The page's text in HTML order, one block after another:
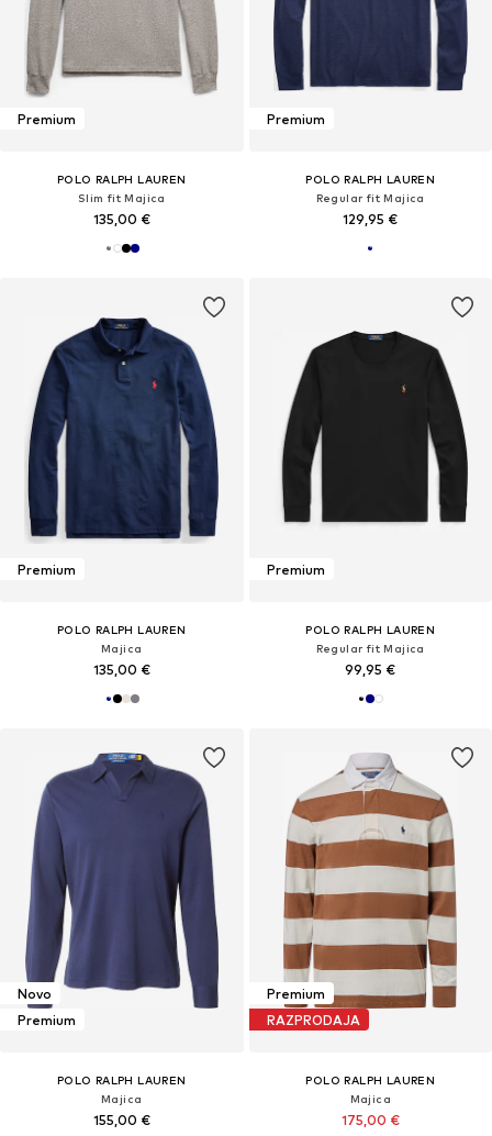
Premium
POLO RALPH LAUREN
Slim fit Majica
135,00 €
Premium
POLO RALPH LAUREN
Regular fit Majica
129,95 €
Premium
POLO RALPH LAUREN
Majica
135,00 €
Premium
POLO RALPH LAUREN
Regular fit Majica
99,95 €
Novo
Premium
POLO RALPH LAUREN
Majica
155,00 €
Premium
RAZPRODAJA
POLO RALPH LAUREN
Majica
175,00 €